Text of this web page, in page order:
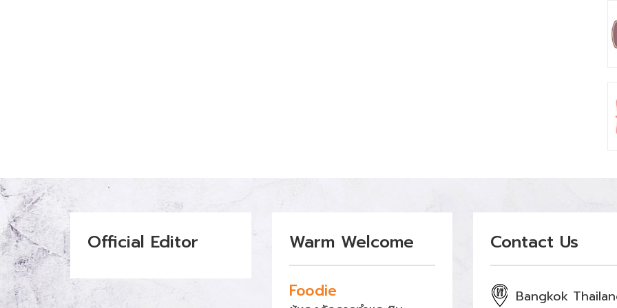
Official Editor Warm Welcome
Foodie
Contact Us
Bangkok